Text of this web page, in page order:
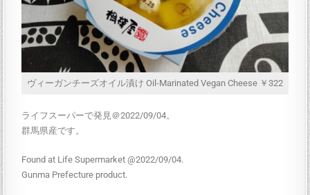
ヴィーガンチーズオイル漬け Oil-Marinated Vegan Cheese ￥322
ライフスーパーで発見＠2022/09/04。
群馬県産です。
Found at Life Supermarket @2022/09/04.
Gunma Prefecture product.